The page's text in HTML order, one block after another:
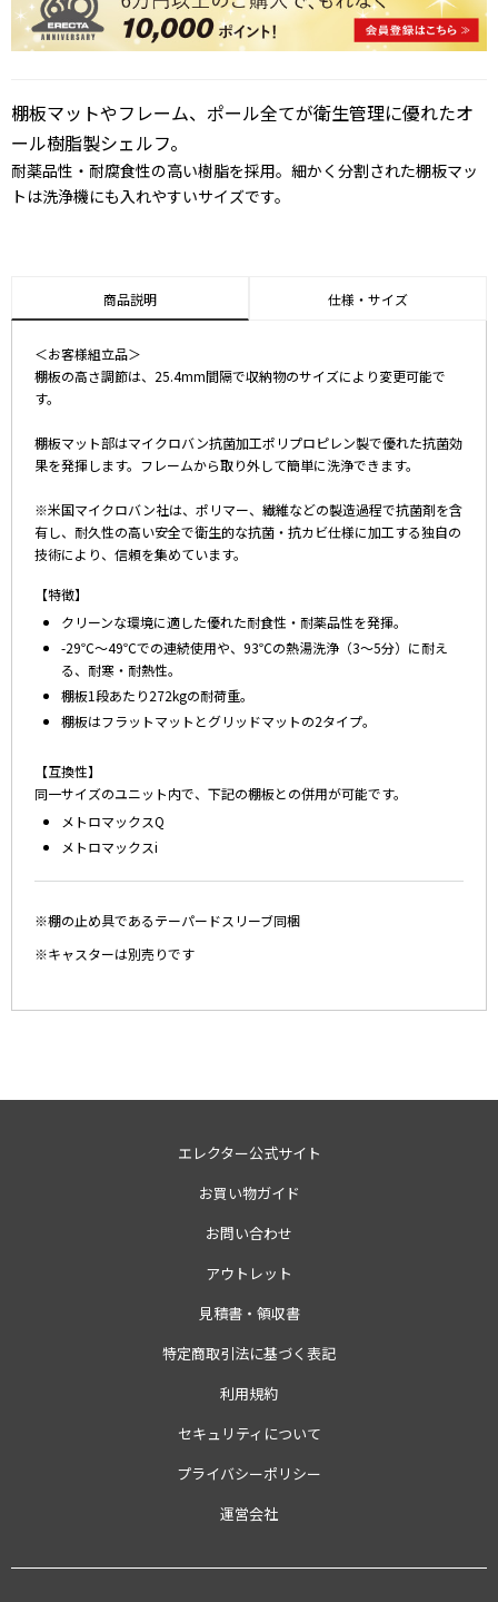
棚板マットやフレーム、ポール全てが衛生管理に優れたオ
ール樹脂製シェルフ。
耐薬品性・耐腐食性の高い樹脂を採用。細かく分割された棚板マッ
トは洗浄機にも入れやすいサイズです。
商品説明 仕様・サイズ
＜お客様組立品＞
棚板の高さ調節は、25.4mm間隔で収納物のサイズにより変更可能で
す。
棚板マット部はマイクロバン抗菌加工ポリプロピレン製で優れた抗菌効
果を発揮します。フレームから取り外して簡単に洗浄できます。
※米国マイクロバン社は、ポリマー、繊維などの製造過程で抗菌剤を含
有し、耐久性の高い安全で衛生的な抗菌・抗カビ仕様に加工する独自の
技術により、信頼を集めています。
【特徴】
クリーンな環境に適した優れた耐食性・耐薬品性を発揮。
-29℃～49℃での連続使用や、93℃の熱湯洗浄（3～5分）に耐え
る、耐寒・耐熱性。
棚板1段あたり272kgの耐荷重。
棚板はフラットマットとグリッドマットの2タイプ。
【互換性】
同一サイズのユニット内で、下記の棚板との併用が可能です。
メトロマックスQ
メトロマックスi
※棚の止め具であるテーパードスリーブ同梱
※キャスターは別売りです
エレクター公式サイト
お買い物ガイド
お問い合わせ
アウトレット
見積書・領収書
特定商取引法に基づく表記
利用規約
セキュリティについて
プライバシーポリシー
運営会社